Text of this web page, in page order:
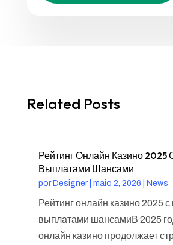
Related Posts
Рейтинг Онлайн Казино 2025
Выплатами Шансами
por Designer| maio 2, 2026 News
Рейтинг онлайн казино 2025
выплатами шансамиВ 2025
онлайн казино продолжает